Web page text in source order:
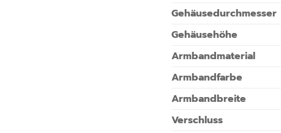
Gehäusedurchmesser
Gehäusehöhe
Armbandmaterial
Armbandfarbe
Armbandbreite
Verschluss